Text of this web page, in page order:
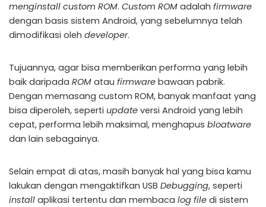
menginstall custom ROM. Custom ROM adalah firmware
dengan basis sistem Android, yang sebelumnya telah
dimodifikasi oleh developer.
Tujuannya, agar bisa memberikan performa yang lebih
baik daripada ROM atau firmware bawaan pabrik.
Dengan memasang custom ROM, banyak manfaat yang
bisa diperoleh, seperti update versi Android yang lebih
cepat, performa lebih maksimal, menghapus bloatware
dan lain sebagainya.
Selain empat di atas, masih banyak hal yang bisa kamu
lakukan dengan mengaktifkan USB Debugging, seperti
install aplikasi tertentu dan membaca log file di sistem